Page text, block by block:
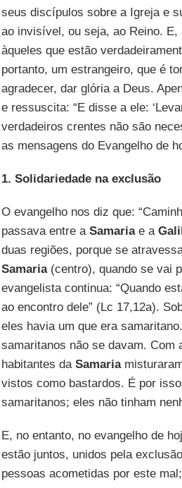
seus discípulos sobre a Igreja e
ao invisível, ou seja, ao Reino.
àqueles que estão
portanto, um estrangeiro, que é
agradecer, dar glória a Deus.
e ressuscita: “E disse a ele:
verdadeiros crentes não são
as mensagens do Evangelho de
1. Solidariedade na exclusão
O evangelho nos diz que:
passava entre a Samariae a
duas regiões, porque se
Samaria(centro), quando se vai
evangelista continua: “Quando
ao encontro dele” (Lc 17,12a).
eles havia um que era
samaritanos não se davam. Com
habitantes da Samaria
vistos como bastardos. É por
samaritanos; eles não tinham
E, no entanto, no evangelho de
estão juntos, unidos pela
pessoas acometidas por este